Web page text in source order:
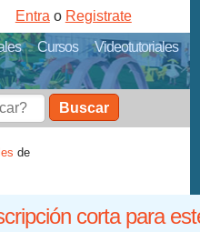
Cursos
Videotutoriales
Entra o Registrate
Buscar
de
corta para